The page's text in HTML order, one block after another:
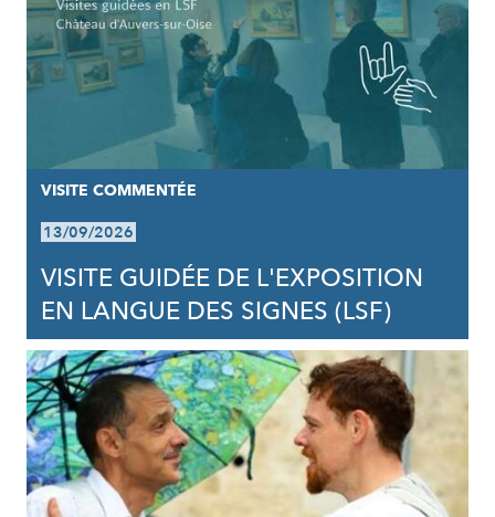
VISITE COMMENTÉE
13/09/2026
VISITE GUIDÉE DE L'EXPOSITION
EN LANGUE DES SIGNES (LSF)